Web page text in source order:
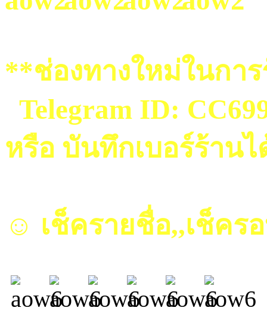
**ช่องทางใหม่ในกา
Telegram ID:
หรือ บันทึกเบอร์ร้านไ
☺ เช็ครายชื่อ,,เช็คร